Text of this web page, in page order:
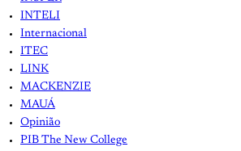
INTELI
Internacional
ITEC
LINK
MACKENZIE
MAUÁ
Opinião
PIB The New College